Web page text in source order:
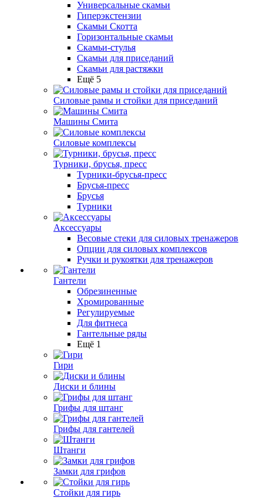
Универсальные скамьи
Гиперэкстензии
Скамьи Скотта
Горизонтальные скамьи
Скамьи-стулья
Скамьи для приседаний
Скамьи для растяжки
Ещё 5
Силовые рамы и стойки для приседаний
Машины Смита
Силовые комплексы
Турники, брусья, пресс
Турники-брусья-пресс
Брусья-пресс
Брусья
Турники
Аксессуары
Весовые стеки для силовых тренажеров
Опции для силовых комплексов
Ручки и рукоятки для тренажеров
Гантели
Обрезиненные
Хромированные
Регулируемые
Для фитнеса
Гантельные ряды
Ещё 1
Гири
Диски и блины
Грифы для штанг
Грифы для гантелей
Штанги
Замки для грифов
Стойки для гирь